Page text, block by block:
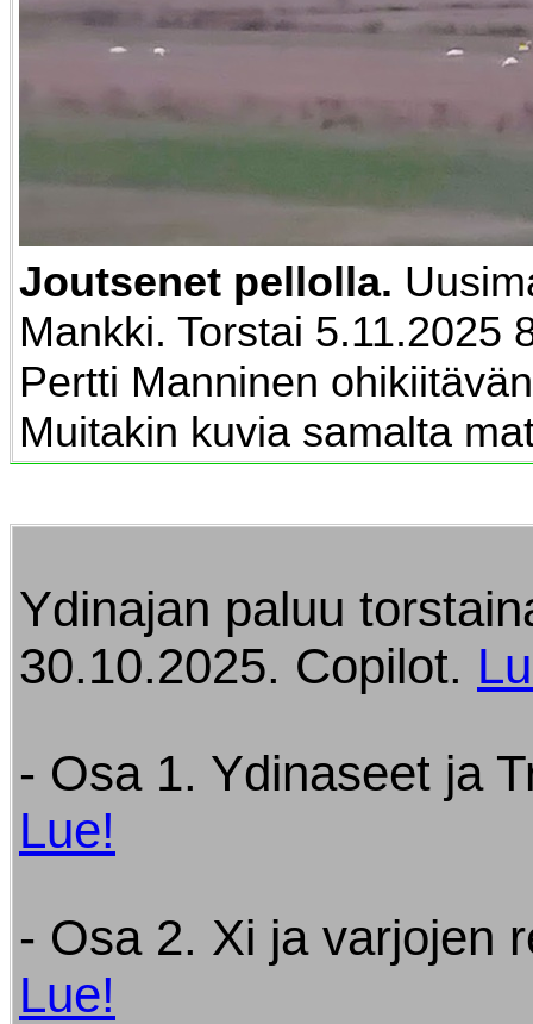
Joutsenet pellolla.
Mankki. Torstai 5.11.2025
Pertti Manninen
Muitakin kuvia samalta
Ydinajan paluu
30.10.2025. Copilot.
- Osa 1. Ydinaseet ja
Lue!
- Osa 2. Xi ja varjojen
Lue!